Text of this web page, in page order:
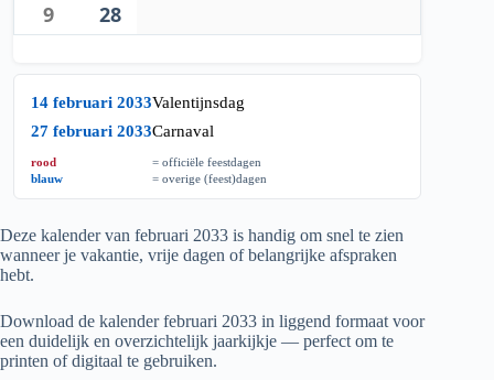
9
28
14 februari 2033Valentijnsdag
27 februari 2033Carnaval
rood
= officiële feestdagen
blauw
= overige (feest)dagen
Deze kalender van februari 2033 is handig om snel te zien
wanneer je vakantie, vrije dagen of belangrijke afspraken
hebt.
Download de kalender februari 2033 in liggend formaat voor
een duidelijk en overzichtelijk jaarkijkje — perfect om te
printen of digitaal te gebruiken.